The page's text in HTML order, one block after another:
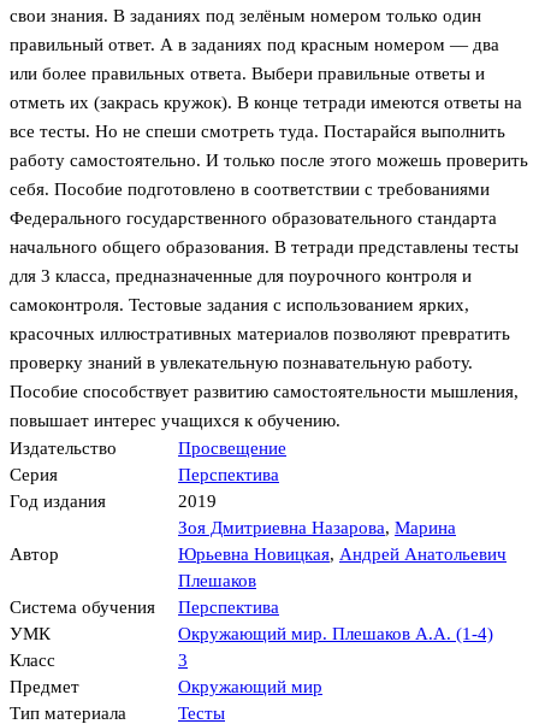
свои знания. В заданиях под зелёным номером только один
правильный ответ. А в заданиях под красным номером — два
или более правильных ответа. Выбери правильные ответы и
отметь их (закрась кружок). В конце тетради имеются ответы на
все тесты. Но не спеши смотреть туда. Постарайся выполнить
работу самостоятельно. И только после этого можешь проверить
себя. Пособие подготовлено в соответствии с требованиями
Федерального государственного образовательного стандарта
начального общего образования. В тетради представлены тесты
для 3 класса, предназначенные для поурочного контроля и
самоконтроля. Тестовые задания с использованием ярких,
красочных иллюстративных материалов позволяют превратить
проверку знаний в увлекательную познавательную работу.
Пособие способствует развитию самостоятельности мышления,
повышает интерес учащихся к обучению.
Издательство
Просвещение
Серия
Перспектива
Год издания
2019
Автор
Зоя Дмитриевна Назарова, Марина
Юрьевна Новицкая, Андрей Анатольевич
Плешаков
Система обучения
Перспектива
УМК
Окружающий мир. Плешаков А.А. (1-4)
Класс
3
Предмет
Окружающий мир
Тип материала
Тесты